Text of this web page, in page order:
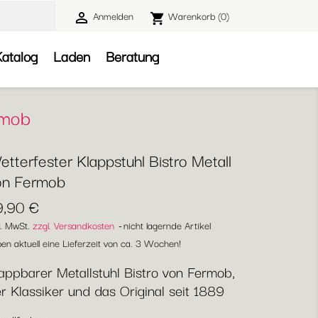
 Anmelden shopping_cart Warenkorb(0)
Laden Beratung
Klappstuhl Bistro Metall
Fermob
€
MwSt. zzgl. Versandkosten nicht lagernde Artikel
aktuell eine Lieferzeit von ca. 3 Wochen!
Metallstuhl Bistro von Fermob,
Klassiker und das Original seit 1889